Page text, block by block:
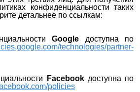
конфиденциальности таких
детальнее по ссылкам:
Google доступна по
technologies/partner-
Facebook доступна по
policies